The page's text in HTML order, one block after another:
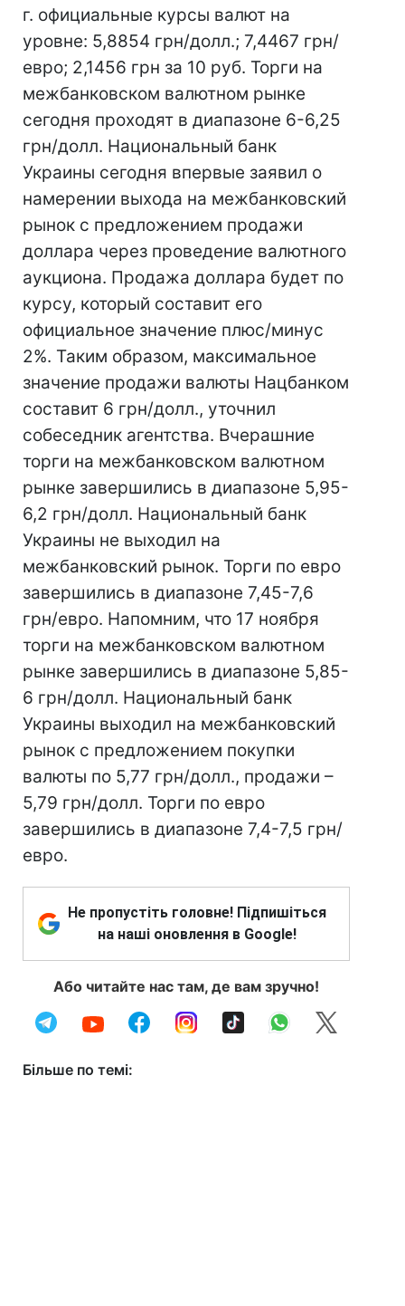
г. официальные курсы валют на
уровне: 5,8854 грн/долл.; 7,4467 грн/
евро; 2,1456 грн за 10 руб. Торги на
межбанковском валютном рынке
сегодня проходят в диапазоне 6-6,25
грн/долл. Национальный банк
Украины сегодня впервые заявил о
намерении выхода на межбанковский
рынок с предложением продажи
доллара через проведение валютного
аукциона. Продажа доллара будет по
курсу, который составит его
официальное значение плюс/минус
2%. Таким образом, максимальное
значение продажи валюты Нацбанком
составит 6 грн/долл., уточнил
собеседник агентства. Вчерашние
торги на межбанковском валютном
рынке завершились в диапазоне 5,95-
6,2 грн/долл. Национальный банк
Украины не выходил на
межбанковский рынок. Торги по евро
завершились в диапазоне 7,45-7,6
грн/евро. Напомним, что 17 ноября
торги на межбанковском валютном
рынке завершились в диапазоне 5,85-
6 грн/долл. Национальный банк
Украины выходил на межбанковский
рынок с предложением покупки
валюты по 5,77 грн/долл., продажи –
5,79 грн/долл. Торги по евро
завершились в диапазоне 7,4-7,5 грн/
евро.
Не пропустіть головне! Підпишіться
на наші оновлення в Google!
Або читайте нас там, де вам зручно!
Більше по темі: